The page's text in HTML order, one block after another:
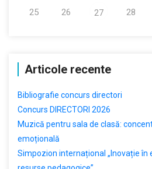
25 26 27 28
Articole recente
Bibliografie concurs directori
Concurs DIRECTORI 2026
Muzică pentru sala de clasă:
emoțională
Simpozion internațional „Inovație în